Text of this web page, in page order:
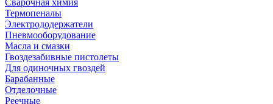
Сварочная химия
Термопеналы
Электрододержатели
Пневмооборудование
Масла и смазки
Гвоздезабивные пистолеты
Для одиночных гвоздей
Барабанные
Отделочные
Реечные